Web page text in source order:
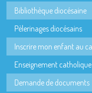
Bibliothèque diocésaine
Pèlerinages diocésains
Inscrire mon enfant au
Enseignement catholique
Demande de documents